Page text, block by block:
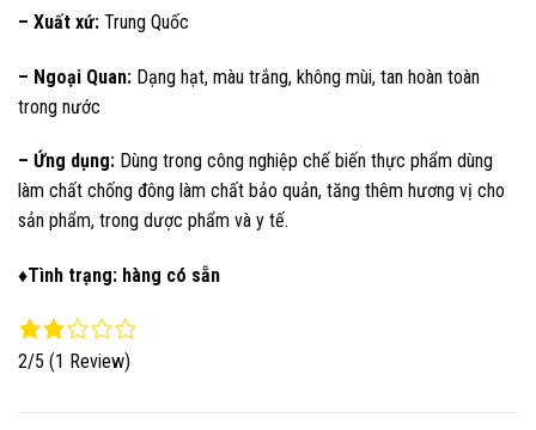
– Xuất xứ: Trung Quốc
– Ngoại Quan: Dạng hạt, màu trắng, không mùi, tan hoàn toàn
trong nước
– Ứng dụng: Dùng trong công nghiệp chế biến thực phẩm dùng
làm chất chống đông làm chất bảo quản, tăng thêm hương vị cho
sản phẩm, trong dược phẩm và y tế.
♦Tình trạng: hàng có sẵn
2/5 (1 Review)